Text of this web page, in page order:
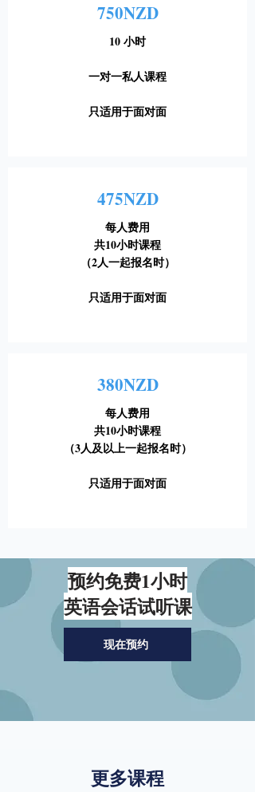
750NZD
10 小时
一对一私人课程
只适用于面对面
475NZD
每人费用
共10小时课程
（2人一起报名时）
只适用于面对面
380NZD
每人费用
共10小时课程
（3人及以上一起报名时）
只适用于面对面
预约免费1小时
英语会话试听课
现在预约
更多课程